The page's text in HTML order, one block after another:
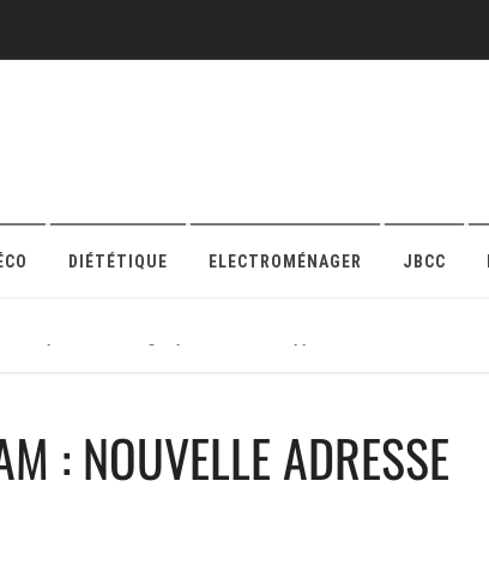
DIÉTÉTIQUE ELECTROMÉNAGER JBCC
sa protection en ligne pour maison ou appartement
: NOUVELLE ADRESSE